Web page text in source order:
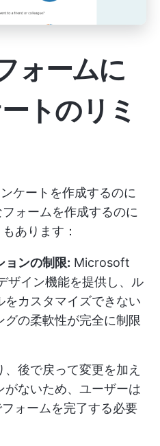
ォームに
トのリミ
ケートを作成するのに
ォームを作成するのに
あります：
ョンの制限: Microsoft
ザイン機能を提供し、ル
をカスタマイズできない
グの柔軟性が完全に制限
後で戻って変更を加え
がないため、ユーザーは
ォームを完了する必要